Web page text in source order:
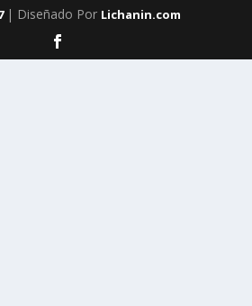
| Diseñado Por Lichanin.com